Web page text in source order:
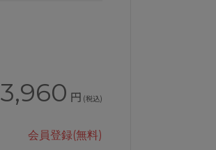
3,960 円 (税込)
会員登録(無料)